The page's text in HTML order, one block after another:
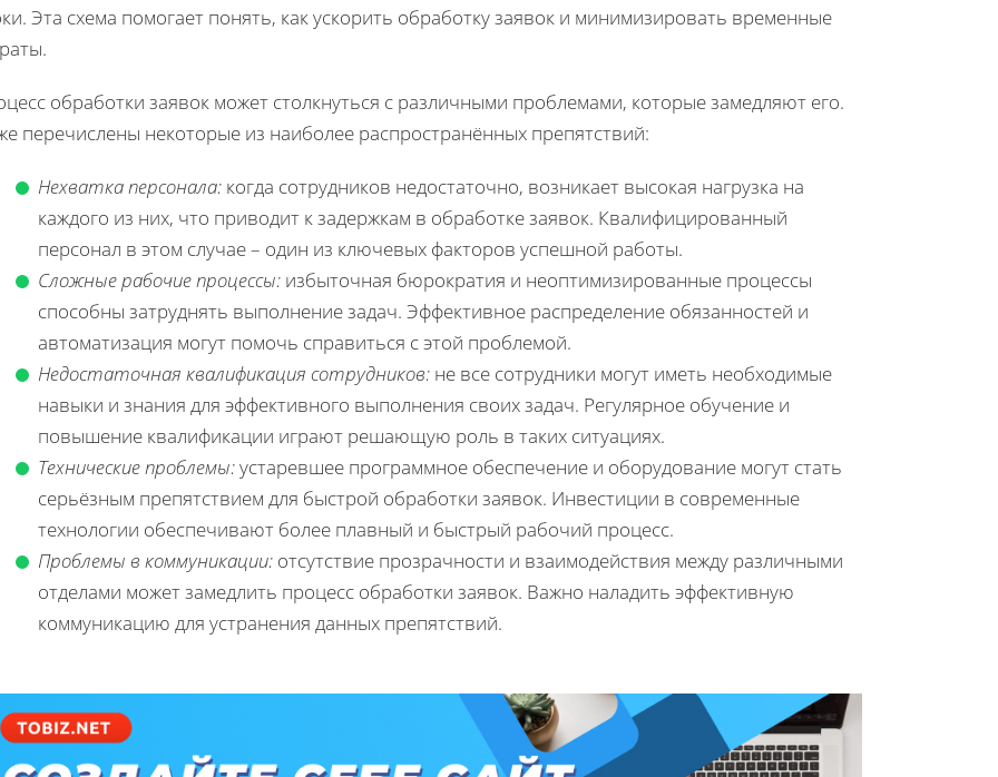
Эта схема помогает понять, как ускорить обработку заявок и минимизировать временные
обработки заявок может столкнуться с различными проблемами, которые замедляют его.
перечислены некоторые из наиболее распространённых препятствий:
Нехватка персонала: когда сотрудников недостаточно, возникает высокая нагрузка на
каждого из них, что приводит к задержкам в обработке заявок. Квалифицированный
персонал в этом случае – один из ключевых факторов успешной работы.
Сложные рабочие процессы: избыточная бюрократия и неоптимизированные процессы
способны затруднять выполнение задач. Эффективное распределение обязанностей и
автоматизация могут помочь справиться с этой проблемой.
Недостаточная квалификация сотрудников: не все сотрудники могут иметь необходимые
навыки и знания для эффективного выполнения своих задач. Регулярное обучение и
повышение квалификации играют решающую роль в таких ситуациях.
Технические проблемы:устаревшее программное обеспечение и оборудование могут стать
серьёзным препятствием для быстрой обработки заявок. Инвестиции в современные
технологии обеспечивают более плавный и быстрый рабочий процесс.
Проблемы в коммуникации: отсутствие прозрачности и взаимодействия между различными
отделами может замедлить процесс обработки заявок. Важно наладить эффективную
коммуникацию для устранения данных препятствий.